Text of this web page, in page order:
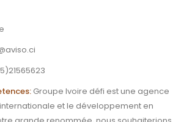
Groupe Ivoire défi est une agence
et le développement en